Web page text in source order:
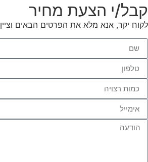
קבל/י הצעת מחיר
לקוח יקר, אנא מלא את הפרטים הבאים